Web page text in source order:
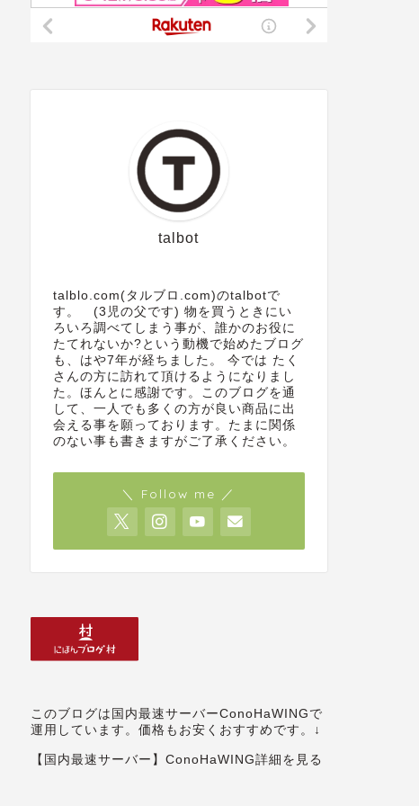
talbot
talblo.com(タルブロ.com)のtalbotで
す。 (3児の父です) 物を買うときにい
ろいろ調べてしまう事が、誰かのお役に
たてれないか?という動機で始めたブログ
も、はや7年が経ちました。 今では たく
さんの方に訪れて頂けるようになりまし
た。ほんとに感謝です。このブログを通
して、一人でも多くの方が良い商品に出
会える事を願っております。たまに関係
のない事も書きますがご了承ください。
＼ Follow me ／
このブログは国内最速サーバーConoHaWINGで
運用しています。価格もお安くおすすめです。↓
【国内最速サーバー】ConoHaWING詳細を見る